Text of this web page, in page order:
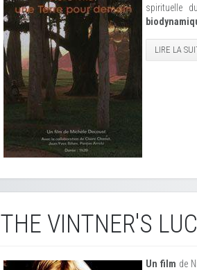
spirituelle
LIRE LA
THE VINTNER'S
Un film de